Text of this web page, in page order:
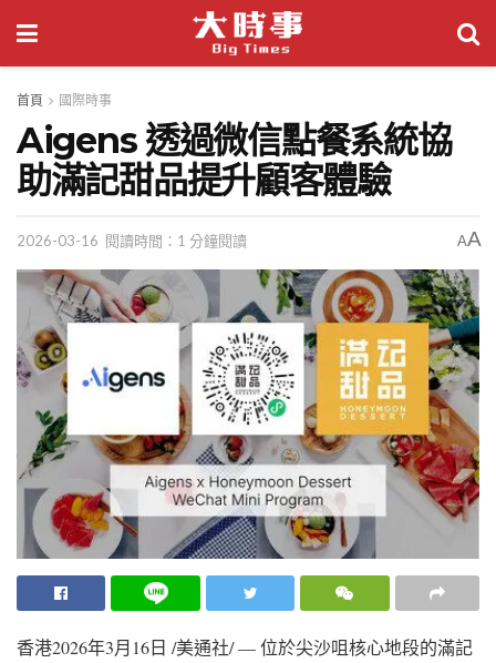
首頁 國際時事
Aigens 透過微信點餐系統協
助滿記甜品提升顧客體驗
2026-03-16 閱讀時間：1 分鐘閱讀 AA
香港2026年3月16日 /美通社/ — 位於尖沙咀核心地段的滿記